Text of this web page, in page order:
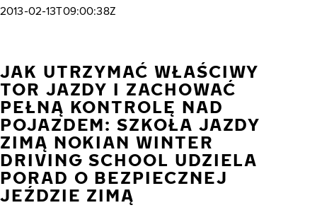
2013-02-13T09:00:38Z
JAK UTRZYMAĆ WŁAŚCIWY
TOR JAZDY I ZACHOWAĆ
PEŁNĄ KONTROLĘ NAD
POJAZDEM: SZKOŁA JAZDY
ZIMĄ NOKIAN WINTER
DRIVING SCHOOL UDZIELA
PORAD O BEZPIECZNEJ
JEŹDZIE ZIMĄ